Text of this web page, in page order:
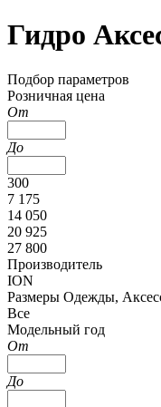
Гидро
Подбор параметров
Розничная цена
От
До
300
7 175
14 050
20 925
27 800
Производитель
ION
Размеры Одежды,
Все
Модельный год
От
До